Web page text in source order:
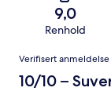
9,0
Renhold
Verifisert anmeldelse
10/10 –